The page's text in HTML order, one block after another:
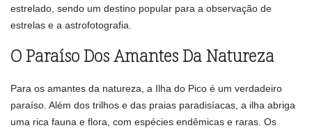
estrelado, sendo um destino popular para a observação de
estrelas e a astrofotografia.
O Paraíso Dos Amantes Da Natureza
Para os amantes da natureza, a Ilha do Pico é um verdadeiro
paraíso. Além dos trilhos e das praias paradisíacas, a ilha abriga
uma rica fauna e flora, com espécies endêmicas e raras. Os